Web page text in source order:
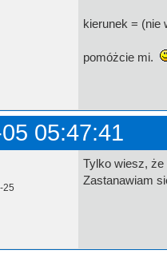
kierunek = (nie
pomóżcie mi.
05:47:41
25
Tylko wiesz, że
Zastanawiam